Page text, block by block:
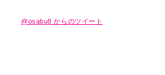
@osabu8 からのツイート